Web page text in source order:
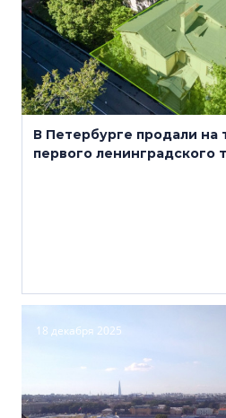
В Петербурге продали на
первого ленинградского
18 декабря 2025